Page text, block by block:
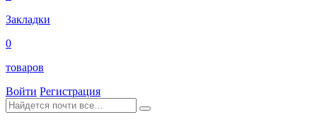
Закладки
0
товаров
Войти Регистрация